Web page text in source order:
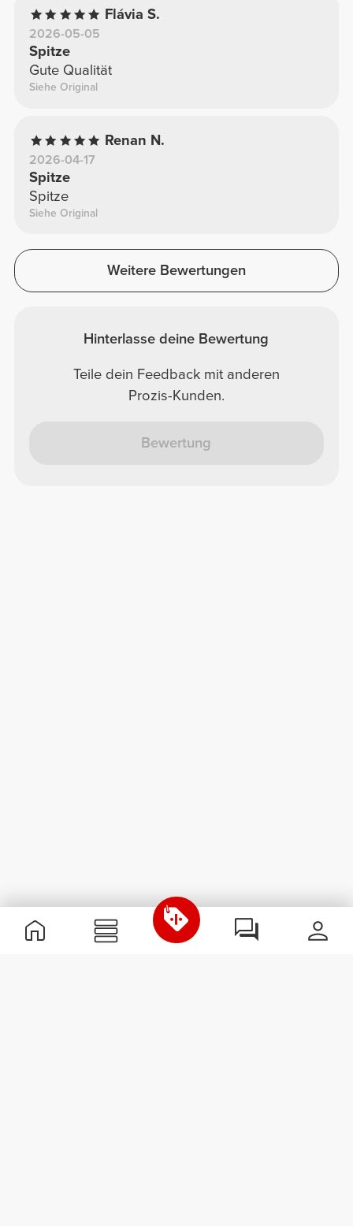
Flávia S.
2026-05-05
Spitze
Gute Qualität
Siehe Original
Renan N.
2026-04-17
Spitze
Spitze
Siehe Original
Weitere Bewertungen
Hinterlasse deine Bewertung
Teile dein Feedback mit anderen
Prozis-Kunden.
Bewertung